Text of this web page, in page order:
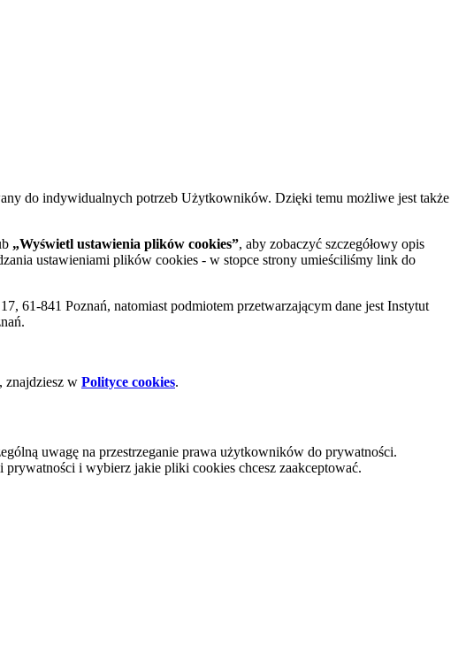
do indywidualnych potrzeb Użytkowników. Dzięki temu możliwe jest także
„Wyświetl ustawienia plików cookies”, aby zobaczyć szczegółowy opis
ustawieniami plików cookies - w stopce strony umieściliśmy link do
61-841 Poznań, natomiast podmiotem przetwarzającym dane jest Instytut
znajdziesz w Polityce cookies.
uwagę na przestrzeganie prawa użytkowników do prywatności.
i wybierz jakie pliki cookies chcesz zaakceptować.